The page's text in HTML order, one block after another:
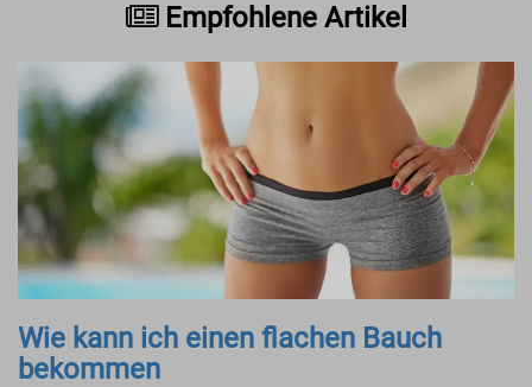
Empfohlene Artikel
Wie kann ich einen flachen Bauch
bekommen